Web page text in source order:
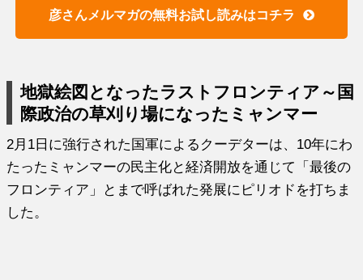
彦さんメルマガの無料お試し読みはコチラ
地獄絵図となったラストフロンティア～国
際政治の草刈り場になったミャンマー
2月1日に強行された国軍によるクーデターは、10年にわ
たったミャンマーの民主化と経済開放を通じて「最後の
フロンティア」とまで呼ばれた発展にピリオドを打ちま
した。